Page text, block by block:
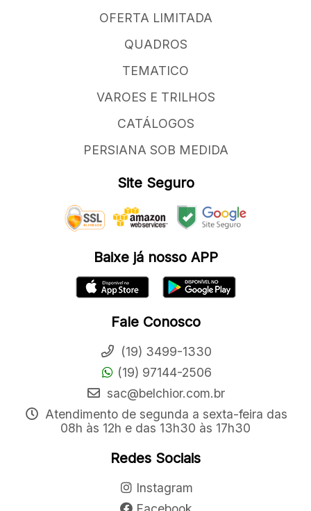
OFERTA LIMITADA
QUADROS
TEMATICO
VAROES E TRILHOS
CATÁLOGOS
PERSIANA SOB MEDIDA
Site Seguro
Baixe já nosso APP
Fale Conosco
(19) 3499-1330
(19) 97144-2506
sac@belchior.com.br
Atendimento de segunda a sexta-feira das
08h às 12h e das 13h30 às 17h30
Redes Sociais
Instagram